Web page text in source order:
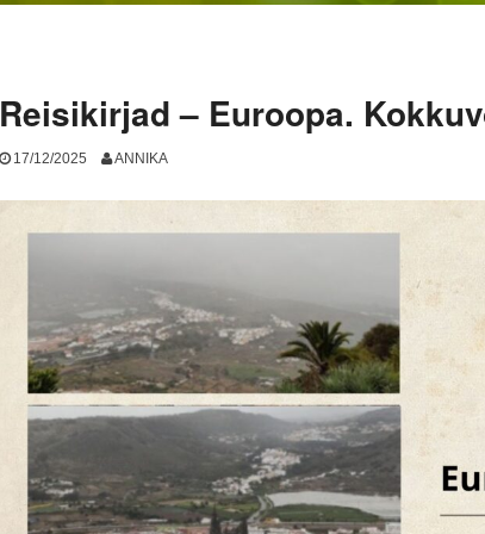
Reisikirjad – Euroopa.
17/12/2025 ANNIKA